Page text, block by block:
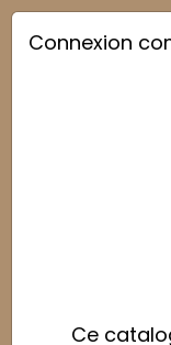

Bac à
Connexion
Ce